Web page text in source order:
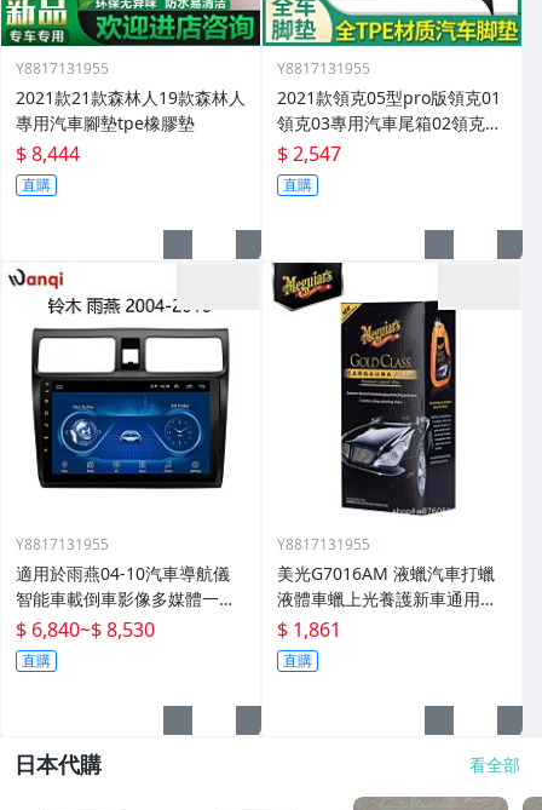
Y8817131955
2021款21款森林人19款森林人
專用汽車腳墊tpe橡膠墊
$ 8,444
直購
Y8817131955
2021款領克05型pro版領克01
領克03專用汽車尾箱02領克03
腳墊
$ 2,547
直購
Y8817131955
適用於雨燕04-10汽車導航儀
智能車載倒車影像多媒體一體
機
$ 6,840~$ 8,530
直購
Y8817131955
美光G7016AM 液蠟汽車打蠟
液體車蠟上光養護新車通用棕
櫚蠟
$ 1,861
直購
日本代購 看全部